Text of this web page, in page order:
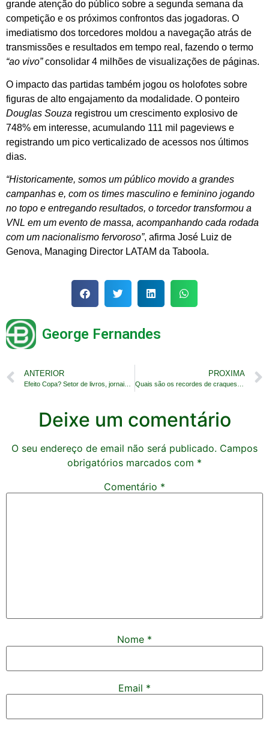
grande atenção do público sobre a segunda semana da
competição e os próximos confrontos das jogadoras. O
imediatismo dos torcedores moldou a navegação atrás de
transmissões e resultados em tempo real, fazendo o termo
“ao vivo”consolidar 4 milhões de visualizações de páginas.
O impacto das partidas também jogou os holofotes sobre
figuras de alto engajamento da modalidade. O ponteiro
Douglas Souza registrou um crescimento explosivo de
748% em interesse, acumulando 111 mil pageviews e
registrando um pico verticalizado de acessos nos últimos
dias.
“Historicamente, somos um público movido a grandes
campanhas e, com os times masculino e feminino jogando
no topo e entregando resultados, o torcedor transformou a
VNL em um evento de massa, acompanhando cada rodada
com um nacionalismo fervoroso”, afirma José Luiz de
Genova, Managing Director LATAM da Taboola.
George Fernandes
ANTERIOR PROXIMA
Deixe um comentário
O seu endereço de email não será publicado. Campos
obrigatórios marcados com *
Comentário *
Nome *
Email *